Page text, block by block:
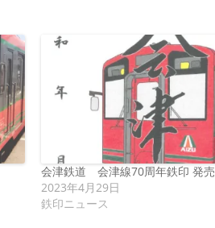
会津鉄道 会津線70周年鉄印 発売
2023年4月29日
鉄印ニュース